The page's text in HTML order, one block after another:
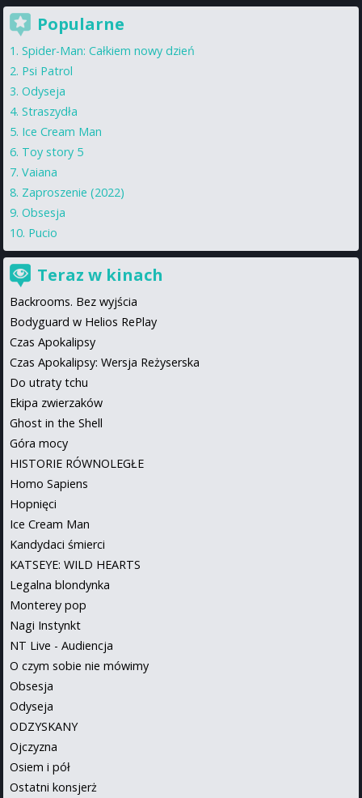
Popularne
Spider-Man: Całkiem nowy dzień
Psi Patrol
Odyseja
Straszydła
Ice Cream Man
Toy story 5
Vaiana
Zaproszenie (2022)
Obsesja
Pucio
Teraz w kinach
Backrooms. Bez wyjścia
Bodyguard w Helios RePlay
Czas Apokalipsy
Czas Apokalipsy: Wersja Reżyserska
Do utraty tchu
Ekipa zwierzaków
Ghost in the Shell
Góra mocy
HISTORIE RÓWNOLEGŁE
Homo Sapiens
Hopnięci
Ice Cream Man
Kandydaci śmierci
KATSEYE: WILD HEARTS
Legalna blondynka
Monterey pop
Nagi Instynkt
NT Live - Audiencja
O czym sobie nie mówimy
Obsesja
Odyseja
ODZYSKANY
Ojczyzna
Osiem i pół
Ostatni konsjerż